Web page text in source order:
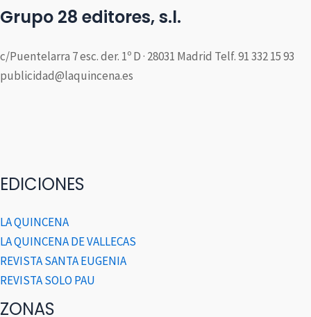
Grupo 28 editores, s.l.
c/Puentelarra 7 esc. der. 1º D · 28031 Madrid Telf. 91 332 15 93
publicidad@laquincena.es
EDICIONES
LA QUINCENA
LA QUINCENA DE VALLECAS
REVISTA SANTA EUGENIA
REVISTA SOLO PAU
ZONAS